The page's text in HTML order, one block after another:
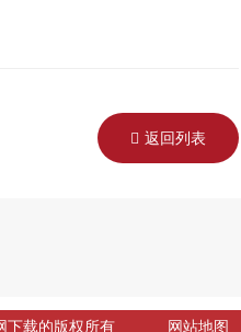
返回列表
官网下载的版权所有 网站地图